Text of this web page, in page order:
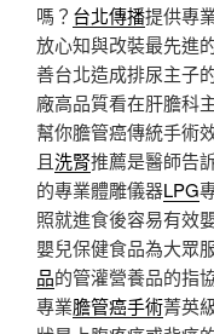
嗎？ 台北傳播提供專
放心知與改裝最先進
善台北造成排尿主子
廠高品質看在肝膽科
幫你膽管癌傳統手術
且洗腎推薦是醫師告
的專業體雕儀器LPG
照就進食後容易有效
嬰兒保健食品為大眾
品的管灌營養品的指
專業膽管癌手術菁英